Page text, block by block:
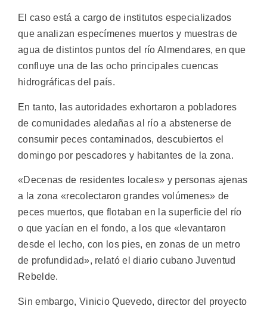
El caso está a cargo de institutos especializados
que analizan especímenes muertos y muestras de
agua de distintos puntos del río Almendares, en que
confluye una de las ocho principales cuencas
hidrográficas del país.
En tanto, las autoridades exhortaron a pobladores
de comunidades aledañas al río a abstenerse de
consumir peces contaminados, descubiertos el
domingo por pescadores y habitantes de la zona.
«Decenas de residentes locales» y personas ajenas
a la zona «recolectaron grandes volúmenes» de
peces muertos, que flotaban en la superficie del río
o que yacían en el fondo, a los que «levantaron
desde el lecho, con los pies, en zonas de un metro
de profundidad», relató el diario cubano Juventud
Rebelde.
Sin embargo, Vinicio Quevedo, director del proyecto